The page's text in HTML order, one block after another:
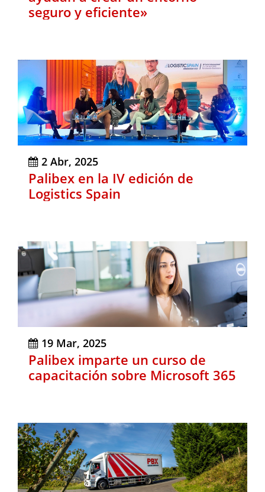
seguro y eficiente»
2 Abr, 2025
Palibex en la IV edición de
Logistics Spain
19 Mar, 2025
Palibex imparte un curso de
capacitación sobre Microsoft 365